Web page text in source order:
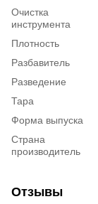
Очистка
инструмента
Плотность
Разбавитель
Разведение
Тара
Форма выпуска
Страна
производитель
Отзывы